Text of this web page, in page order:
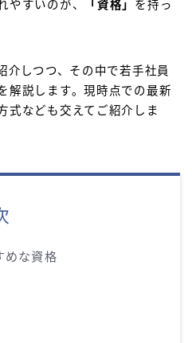
やすいのが、
「資格」 を持っ
介しつつ、その中で若手社員
解説します。現時点での最新
式なども交えてご紹介しま
めな資格